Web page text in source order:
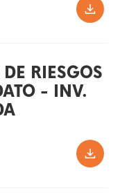
RIESGOS
- INV.